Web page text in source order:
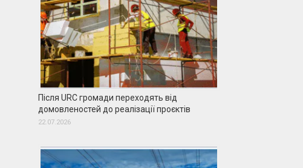
Після URC громади переходять від
домовленостей до реалізації проєктів
22.07.2026